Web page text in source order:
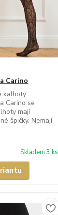
Carino
kalhoty
Carino se
mají
špičky. Nemají
Skladem 3 ks